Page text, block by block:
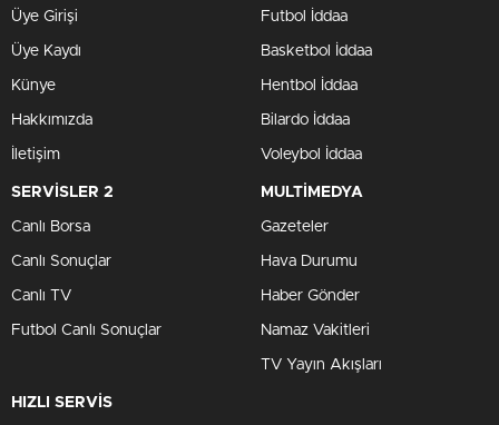
Üye Girişi
Üye Kaydı
Künye
Hakkımızda
İletişim
Futbol İddaa
Basketbol İddaa
Hentbol İddaa
Bilardo İddaa
Voleybol İddaa
SERVİSLER 2
Canlı Borsa
Canlı Sonuçlar
Canlı TV
Futbol Canlı Sonuçlar
MULTİMEDYA
Gazeteler
Hava Durumu
Haber Gönder
Namaz Vakitleri
TV Yayın Akışları
HIZLI SERVİS